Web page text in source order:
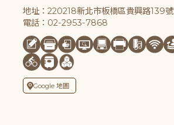
地址：220218新北市板橋區貴興路139號
電話：02-2953-7868
Google 地圖